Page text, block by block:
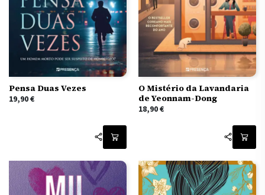
Pensa Duas Vezes
19,90€
O Mistério da Lavandaria
de Yeonnam-Dong
18,90€